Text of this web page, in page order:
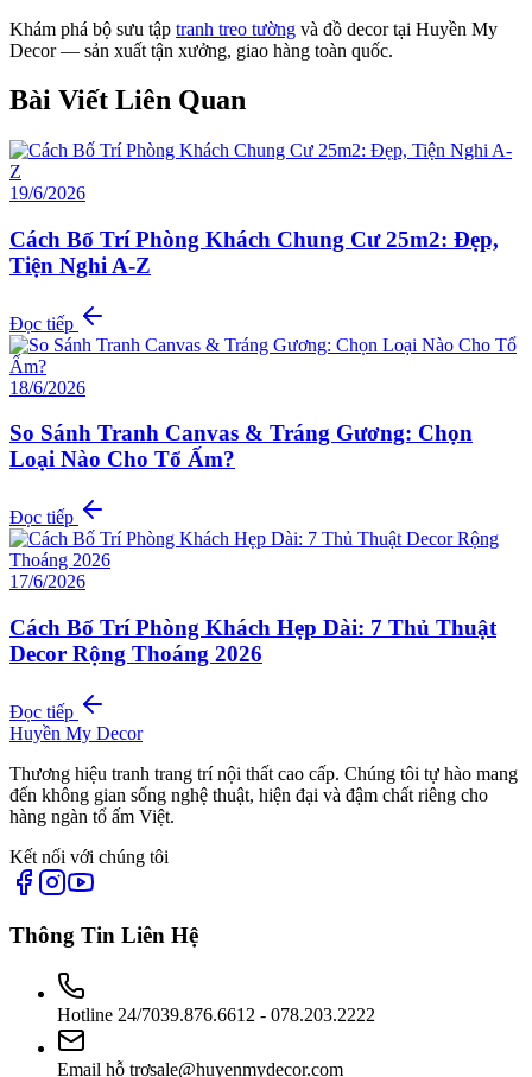
Khám phá bộ sưu tập tranh treo tường và đồ decor tại Huyền My
Decor — sản xuất tận xưởng, giao hàng toàn quốc.
Bài Viết Liên Quan
19/6/2026
Cách Bố Trí Phòng Khách Chung Cư 25m2: Đẹp,
Tiện Nghi A-Z
Đọc tiếp
18/6/2026
So Sánh Tranh Canvas & Tráng Gương: Chọn
Loại Nào Cho Tổ Ấm?
Đọc tiếp
17/6/2026
Cách Bố Trí Phòng Khách Hẹp Dài: 7 Thủ Thuật
Decor Rộng Thoáng 2026
Đọc tiếp
Huyền My Decor
Thương hiệu tranh trang trí nội thất cao cấp. Chúng tôi tự hào mang
đến không gian sống nghệ thuật, hiện đại và đậm chất riêng cho
hàng ngàn tổ ấm Việt.
Kết nối với chúng tôi
Thông Tin Liên Hệ
Hotline 24/7039.876.6612 - 078.203.2222
Email hỗ trợsale@huyenmydecor.com